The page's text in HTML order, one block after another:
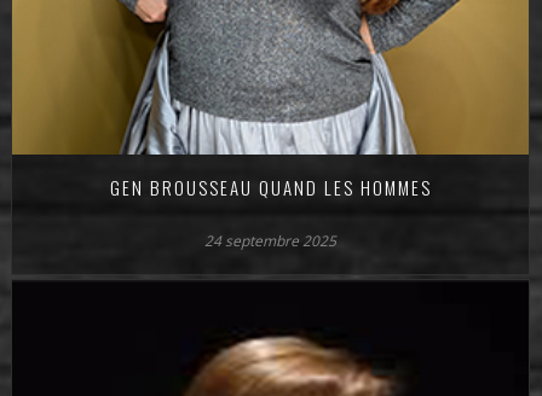
GEN BROUSSEAU QUAND LES HOMMES
24 septembre 2025